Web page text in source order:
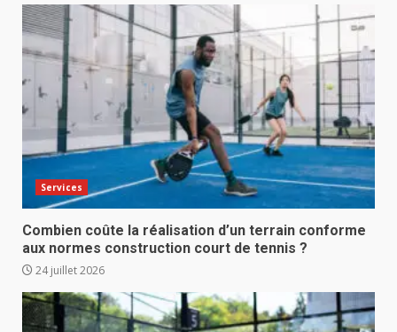
Services
Combien coûte la réalisation d’un terrain conforme
aux normes construction court de tennis ?
24 juillet 2026